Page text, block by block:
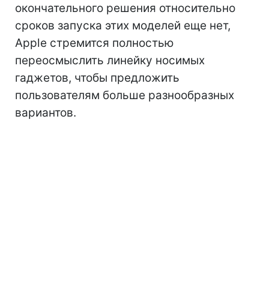
окончательного решения относительно
сроков запуска этих моделей еще нет,
Apple стремится полностью
переосмыслить линейку носимых
гаджетов, чтобы предложить
пользователям больше разнообразных
вариантов.